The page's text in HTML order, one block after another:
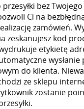
bez Twojego
Ci na
zamówień.
zeskanujesz kod
etykietę
do klienta.
ze sklepu
zostanie